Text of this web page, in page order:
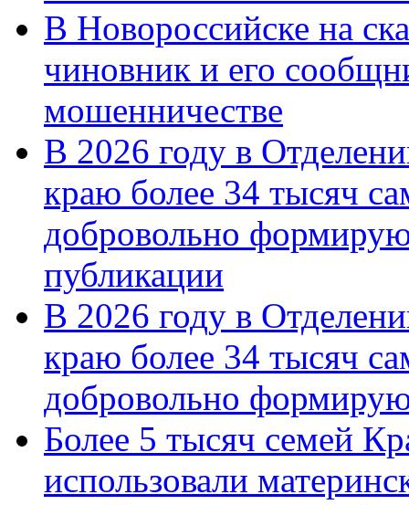
В Новороссийске на
чиновник и его
мошенничестве
В 2026 году в
краю более 34 тысяч
добровольно
публикации
В 2026 году в
краю более 34 тысяч
добровольно
Более 5 тысяч семей
использовали